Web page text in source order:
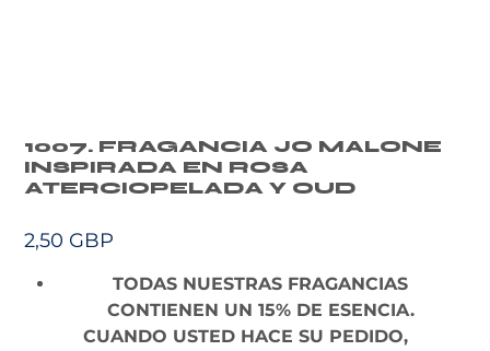
1007. FRAGANCIA JO MALONE
INSPIRADA EN ROSA
ATERCIOPELADA Y OUD
2,50 GBP
TODAS NUESTRAS FRAGANCIAS
CONTIENEN UN 15% DE ESENCIA.
CUANDO USTED HACE SU PEDIDO,